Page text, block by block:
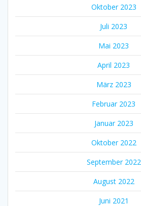
Oktober 2023
Juli 2023
Mai 2023
April 2023
März 2023
Februar 2023
Januar 2023
Oktober 2022
September 2022
August 2022
Juni 2021